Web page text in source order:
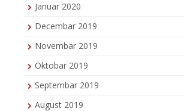
Januar 2020
Decembar 2019
Novembar 2019
Oktobar 2019
Septembar 2019
August 2019